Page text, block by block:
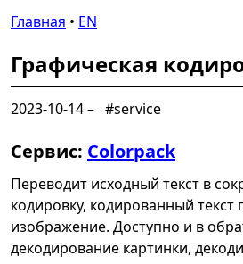
Главная • EN
Графическая
2023-10-14– #service
Сервис: Colorpack
Переводит исходный текст в
кодировку, кодированный текст
изображение. Доступно и в
декодирование картинки,